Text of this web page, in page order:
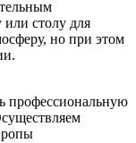
столу для
но при этом
профессиональную